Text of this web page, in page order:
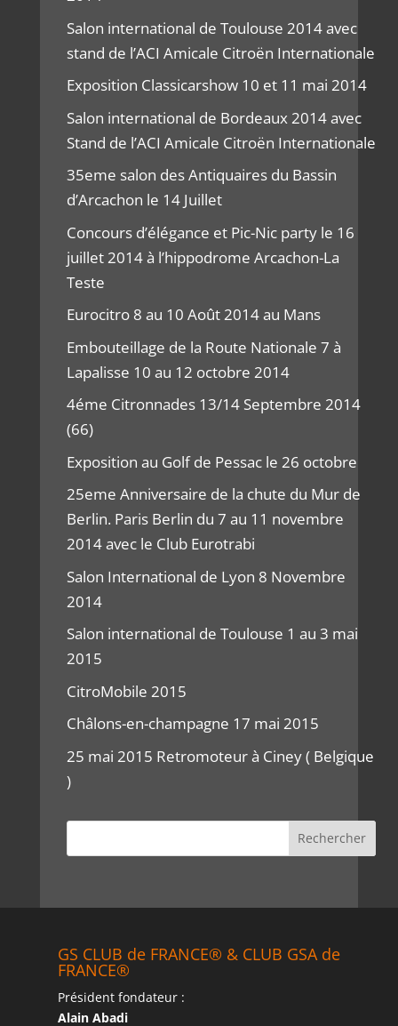
Salon international de Toulouse 2014 avec
stand de l’ACI Amicale Citroën Internationale
Exposition Classicarshow 10 et 11 mai 2014
Salon international de Bordeaux 2014 avec
Stand de l’ACI Amicale Citroën Internationale
35eme salon des Antiquaires du Bassin
d’Arcachon le 14 Juillet
Concours d’élégance et Pic-Nic party le 16
juillet 2014 à l’hippodrome Arcachon-La
Teste
Eurocitro 8 au 10 Août 2014 au Mans
Embouteillage de la Route Nationale 7 à
Lapalisse 10 au 12 octobre 2014
4éme Citronnades 13/14 Septembre 2014
(66)
Exposition au Golf de Pessac le 26 octobre
25eme Anniversaire de la chute du Mur de
Berlin. Paris Berlin du 7 au 11 novembre
2014 avec le Club Eurotrabi
Salon International de Lyon 8 Novembre
2014
Salon international de Toulouse 1 au 3 mai
2015
CitroMobile 2015
Châlons-en-champagne 17 mai 2015
25 mai 2015 Retromoteur à Ciney ( Belgique
)
GS CLUB de FRANCE® & CLUB GSA de
FRANCE®
Président fondateur :
Alain Abadi